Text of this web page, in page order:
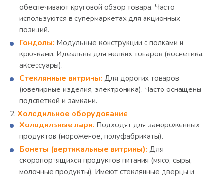
обеспечивают круговой обзор товара. Часто
используются в супермаркетах для акционных
позиций.
Гондолы: Модульные конструкции с полками и
крючками. Идеальны для мелких товаров (косметика,
аксессуары).
Стеклянные витрины: Для дорогих товаров
(ювелирные изделия, электроника). Часто оснащены
подсветкой и замками.
Холодильное оборудование
Холодильные лари: Подходят для замороженных
продуктов (мороженое, полуфабрикаты).
Бонеты (вертикальные витрины): Для
скоропортящихся продуктов питания (мясо, сыры,
молочные продукты). Имеют стеклянные дверцы и